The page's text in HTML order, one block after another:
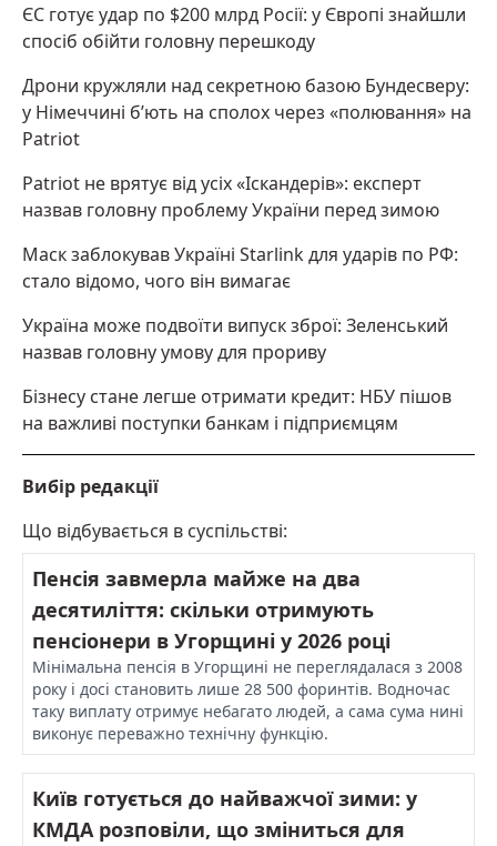
ЄС готує удар по $200 млрд Росії: у Європі знайшли
спосіб обійти головну перешкоду
Дрони кружляли над секретною базою Бундесверу:
у Німеччині б’ють на сполох через «полювання» на
Patriot
Patriot не врятує від усіх «Іскандерів»: експерт
назвав головну проблему України перед зимою
Маск заблокував Україні Starlink для ударів по РФ:
стало відомо, чого він вимагає
Україна може подвоїти випуск зброї: Зеленський
назвав головну умову для прориву
Бізнесу стане легше отримати кредит: НБУ пішов
на важливі поступки банкам і підприємцям
Вибір редакції
Що відбувається в суспільстві:
Пенсія завмерла майже на два
десятиліття: скільки отримують
пенсіонери в Угорщині у 2026 році
Мінімальна пенсія в Угорщині не переглядалася з 2008
року і досі становить лише 28 500 форинтів. Водночас
таку виплату отримує небагато людей, а сама сума нині
виконує переважно технічну функцію.
Київ готується до найважчої зими: у
КМДА розповіли, що зміниться для